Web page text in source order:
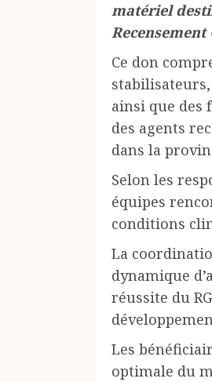
matériel
Ce don
ainsi que des
des agents
dans la
Selon les
équipes
conditions
La
dynamique
réussite du
Les
optimale du